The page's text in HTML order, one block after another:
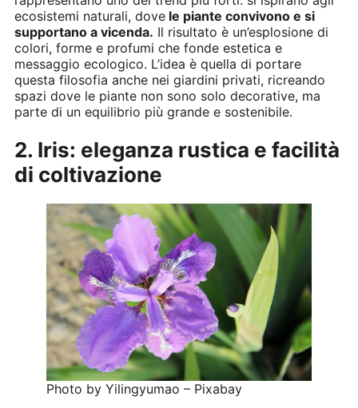
ecosistemi naturali, dove le piante convivono e si
supportano a vicenda. Il risultato è un’esplosione di
colori, forme e profumi che fonde estetica e
messaggio ecologico. L’idea è quella di portare
questa filosofia anche nei giardini privati, ricreando
spazi dove le piante non sono solo decorative, ma
parte di un equilibrio più grande e sostenibile.
2. Iris: eleganza rustica e facilità
di coltivazione
Photo by Yilingyumao – Pixabay